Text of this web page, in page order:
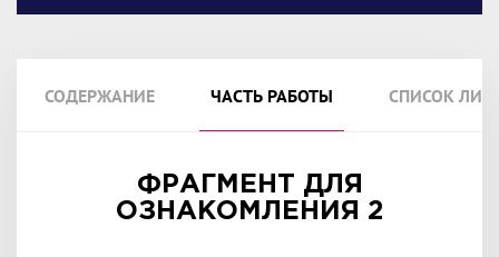
СОДЕРЖАНИЕ ЧАСТЬ РАБОТЫ СПИСОК
ФРАГМЕНТ ДЛЯ
ОЗНАКОМЛЕНИЯ 2